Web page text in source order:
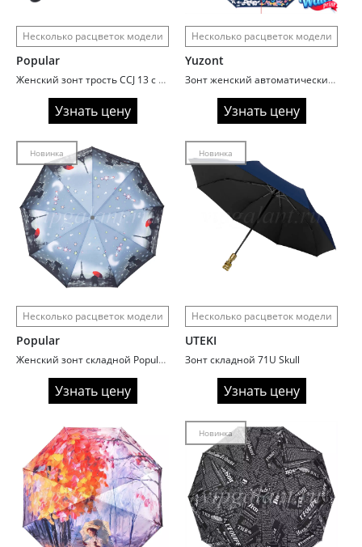
Несколько расцветок модели
Popular
Женский зонт трость CCJ 13 с двухцветным куполом
Узнать цену
Несколько расцветок модели
Yuzont
Зонт женский автоматический Yuzont 2019 Бабочки
Узнать цену
Новинка
Несколько расцветок модели
Popular
Женский зонт складной Popular 1298PG Живопись
Узнать цену
Новинка
Несколько расцветок модели
UTEKI
Зонт складной 71U Skull
Узнать цену
Новинка